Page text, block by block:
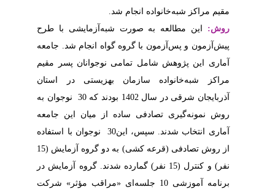
با طرح
شد. جامعه
پسر مقیم
در استان
آذربایجان شرقی در سال 1402 بودند که 30 نوجوان به
این جامعه
انتخاب شدند. سپس، این30 نوجوان با استفاده
از روش تصادفی (قرعه کشی) به دو گروه آزمایش (15
شدند. گروه آزمایش در
«مراقب مؤثر» شرکت